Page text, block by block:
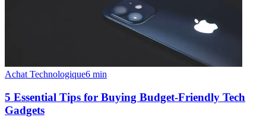
Achat Technologique6 min
5 Essential Tips for Buying Budget-Friendly Tech
Gadgets